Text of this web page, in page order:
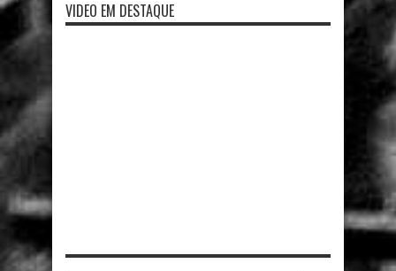
VIDEO EM DESTAQUE